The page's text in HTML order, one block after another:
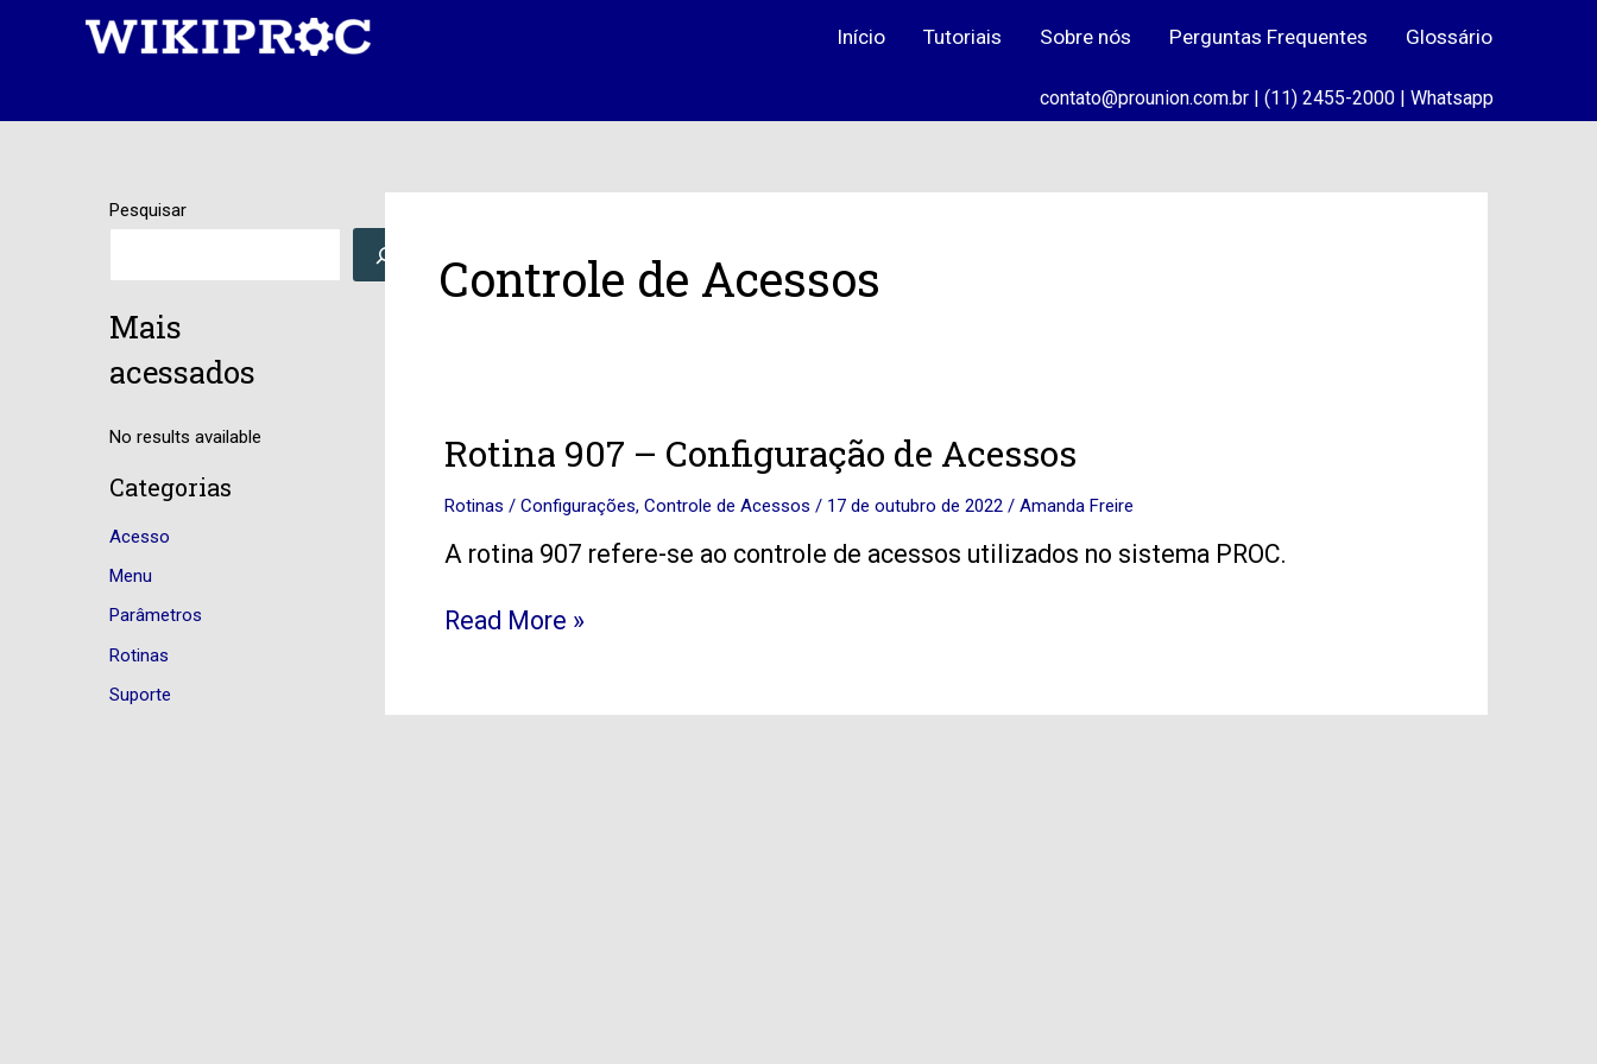
Início Tutoriais Sobre nós Perguntas Frequentes Glossário
contato@prounion.com.br | (11) 2455-2000 | Whatsapp
Pesquisar
Mais
acessados
No results available
Categorias
Acesso
Menu
Parâmetros
Rotinas
Suporte
Controle de Acessos
Rotina 907 – Configuração de Acessos
Rotinas / Configurações, Controle de Acessos / 17 de outubro de 2022 / Amanda Freire
A rotina 907 refere-se ao controle de acessos utilizados no sistema PROC.
Rotina
907
–
de
Read More »